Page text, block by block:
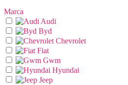
Marca
Audi
Byd
Chevrolet
Fiat
Gwm
Hyundai
Jeep